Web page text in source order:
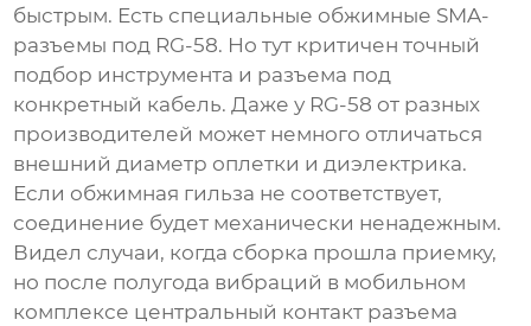
быстрым. Есть специальные обжимные SMA-
разъемы под RG-58. Но тут критичен точный
подбор инструмента и разъема под
конкретный кабель. Даже у RG-58 от разных
производителей может немного отличаться
внешний диаметр оплетки и диэлектрика.
Если обжимная гильза не соответствует,
соединение будет механически ненадежным.
Видел случаи, когда сборка прошла приемку,
но после полугода вибраций в мобильном
комплексе центральный контакт разъема